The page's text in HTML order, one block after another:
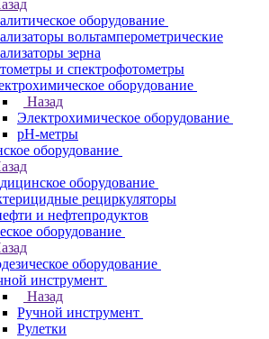
оборудование
вольтамперометрические
зерна
и спектрофотометры
оборудование
Назад
Электрохимическое оборудование
pH-метры
оборудование
оборудование
рециркуляторы
и нефтепродуктов
оборудование
оборудование
инструмент
Назад
Ручной инструмент
Рулетки